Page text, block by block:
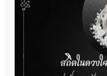
กองควบคุมเครื่องมือแพทย์ เปิด
กฎหมาย จำนวน 3 ฉบับ ผ่านระ
22 กรกฎาคม 2026